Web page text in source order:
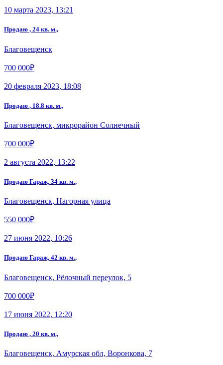
10 марта 2023, 13:21
Продаю , 24 кв. м.,
Благовещенск
700 000₽
20 февраля 2023, 18:08
Продаю , 18.8 кв. м.,
Благовещенск, микрорайон Солнечный
700 000₽
2 августа 2022, 13:22
Продаю Гараж, 34 кв. м.,
Благовещенск, Нагорная улица
550 000₽
27 июня 2022, 10:26
Продаю Гараж, 42 кв. м.,
Благовещенск, Рёлочный переулок, 5
700 000₽
17 июня 2022, 12:20
Продаю , 20 кв. м.,
Благовещенск, Амурская обл, Воронкова, 7